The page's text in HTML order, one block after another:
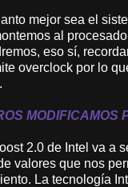
mejor sea el
al
eso sí,
overclock por lo
MODIFICAMOS
2.0 de Intel va a
valores que nos
La tecnología